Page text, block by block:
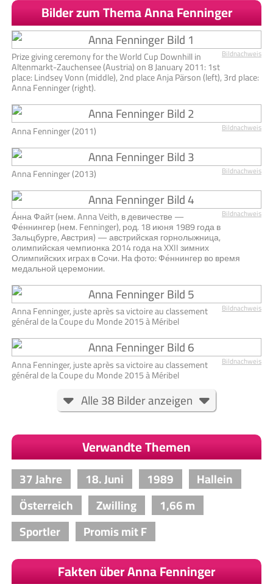
Bilder zum Thema Anna Fenninger
Bildnachweis
Prize giving ceremony for the World Cup Downhill in
Altenmarkt-Zauchensee (Austria) on 8 January 2011: 1st
place: Lindsey Vonn (middle), 2nd place Anja Pärson (left), 3rd place:
Anna Fenninger (right).
Bildnachweis
Anna Fenninger (2011)
Bildnachweis
Anna Fenninger (2013)
Bildnachweis
А́нна Файт (нем. Anna Veith, в девичестве —
Фе́ннингер (нем. Fenninger), род. 18 июня 1989 года в
Зальцбурге, Австрия) — австрийская горнолыжница,
олимпийская чемпионка 2014 года на XXII зимних
Олимпийских играх в Сочи. На фото: Фе́ннингер во время
медальной церемонии.
Bildnachweis
Anna Fenninger, juste après sa victoire au classement
général de la Coupe du Monde 2015 à Méribel
Bildnachweis
Anna Fenninger, juste après sa victoire au classement
général de la Coupe du Monde 2015 à Méribel
Alle 38 Bilder anzeigen
Verwandte Themen
37 Jahre 18. Juni 1989
Hallein
Österreich
Zwilling
1,66 m
Sportler
Promis mit F
Fakten über Anna Fenninger